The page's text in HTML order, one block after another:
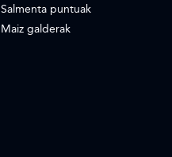
Salmenta puntuak
Maiz galderak